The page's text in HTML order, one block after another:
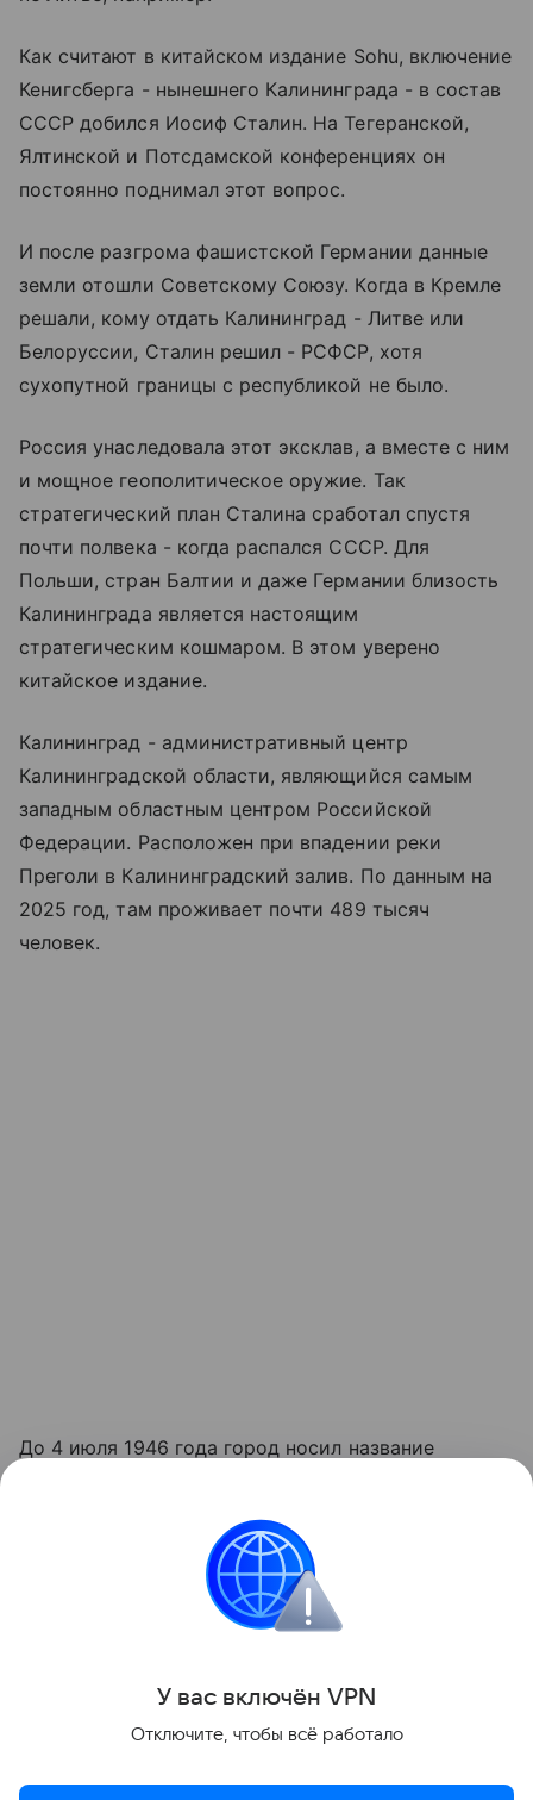
Как считают в китайском издание Sohu, включение
Кенигсберга - нынешнего Калининграда - в состав
СССР добился Иосиф Сталин. На Тегеранской,
Ялтинской и Потсдамской конференциях он
постоянно поднимал этот вопрос.
И после разгрома фашистской Германии данные
земли отошли Советскому Союзу. Когда в Кремле
решали, кому отдать Калининград - Литве или
Белоруссии, Сталин решил - РСФСР, хотя
сухопутной границы с республикой не было.
Россия унаследовала этот эксклав, а вместе с ним
и мощное геополитическое оружие. Так
стратегический план Сталина сработал спустя
почти полвека - когда распался СССР. Для
Польши, стран Балтии и даже Германии близость
Калининграда является настоящим
стратегическим кошмаром. В этом уверено
китайское издание.
Калининград - административный центр
Калининградской области, являющийся самым
западным областным центром Российской
Федерации. Расположен при впадении реки
Преголи в Калининградский залив. По данным на
2025 год, там проживает почти 489 тысяч
человек.
До 4 июля 1946 года город носил название
Тевтонского ордена как крепость. В центре города
расположен остров Канта, на котором
возвышается Кафедральный собор - одна из
главных достопримечательностей Калининграда.
Поделиться
У вас включён VPN
Отключите, чтобы всё работало